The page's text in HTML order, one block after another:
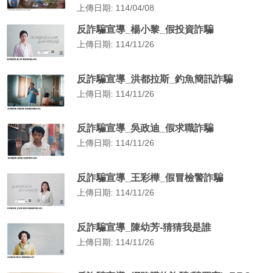
上傳日期: 114/04/08
反詐騙宣導_楊小黎_假投資詐騙
上傳日期: 114/11/26
反詐騙宣導_洪都拉斯_釣魚簡訊詐騙
上傳日期: 114/11/26
反詐騙宣導_吳政迪_假求職詐騙
上傳日期: 114/11/26
反詐騙宣導_王彩樺_假冒檢警詐騙
上傳日期: 114/11/26
反詐騙宣導_陳幼芳-猜猜我是誰
上傳日期: 114/11/26